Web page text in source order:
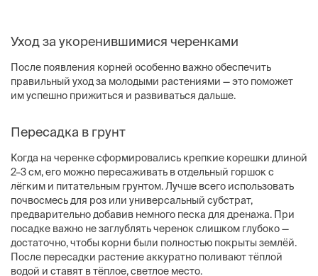
Уход за укоренившимися черенками
После появления корней особенно важно обеспечить
правильный уход за молодыми растениями — это поможет
им успешно прижиться и развиваться дальше.
Пересадка в грунт
Когда на черенке сформировались крепкие корешки длиной
2–3 см, его можно пересаживать в отдельный горшок с
лёгким и питательным грунтом. Лучше всего использовать
почвосмесь для роз или универсальный субстрат,
предварительно добавив немного песка для дренажа. При
посадке важно не заглублять черенок слишком глубоко —
достаточно, чтобы корни были полностью покрыты землёй.
После пересадки растение аккуратно поливают тёплой
водой и ставят в тёплое, светлое место.